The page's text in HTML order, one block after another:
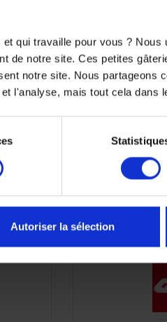
qui travaille pour vous ?
de notre site. Ces petites
notre site. Nous partageons
l'analyse, mais tout cela dans
Autoriser la sélection
ETUI ETANCHE
19,01 €